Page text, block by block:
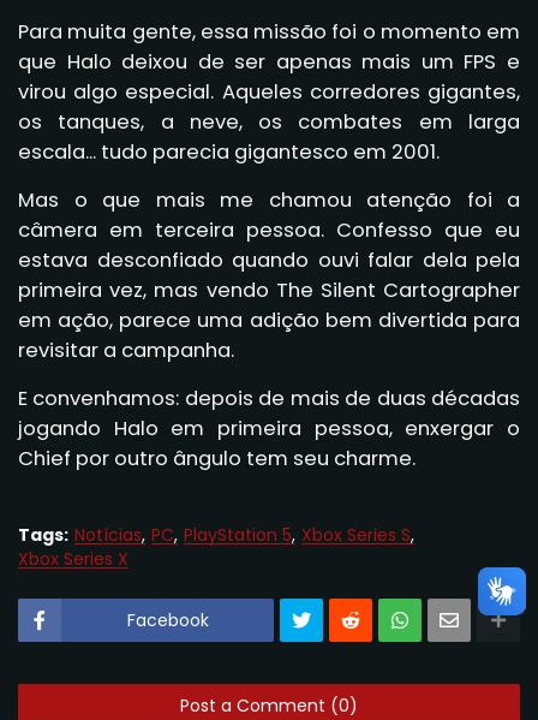
Para muita gente, essa missão foi o momento em
que Halo deixou de ser apenas mais um FPS e
virou algo especial. Aqueles corredores gigantes,
os tanques, a neve, os combates em larga
escala... tudo parecia gigantesco em 2001.
Mas o que mais me chamou atenção foi a
câmera em terceira pessoa. Confesso que eu
estava desconfiado quando ouvi falar dela pela
primeira vez, mas vendo The Silent Cartographer
em ação, parece uma adição bem divertida para
revisitar a campanha.
E convenhamos: depois de mais de duas décadas
jogando Halo em primeira pessoa, enxergar o
Chief por outro ângulo tem seu charme.
Tags: Notícias PC PlayStation 5 Xbox Series S
Xbox Series X
Facebook
Post a Comment (0)